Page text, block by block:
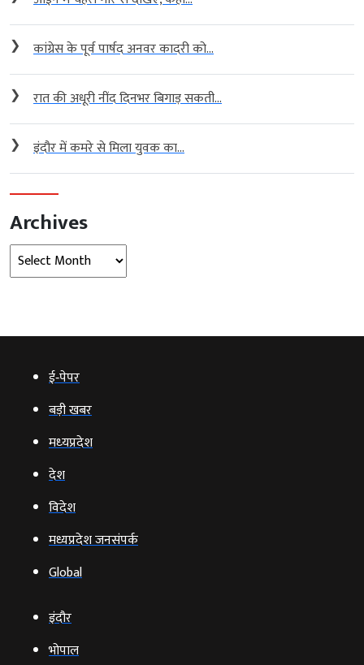
❯ कांग्रेस के पूर्व पार्षद अनवर कादरी को...
❯ रात की अधूरी नींद दिनभर बिगाड़ सकती...
❯ इंदौर में कमरे से मिला युवक का...
Archives
Archives
ई‑पेपर
बड़ी खबर
मध्‍यप्रदेश
देश
विदेश
मध्यप्रदेश जनसंपर्क
Global
इंदौर
भोपाल